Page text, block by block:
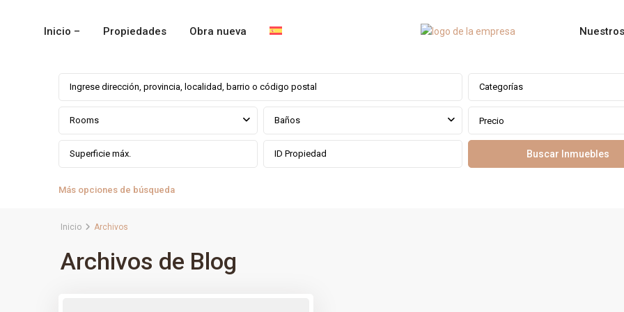
Inicio – Propiedades Obra nueva
Categorías
Rooms Baños Precio
Más opciones de búsqueda
Inicio Archivos
Archivos de Blog